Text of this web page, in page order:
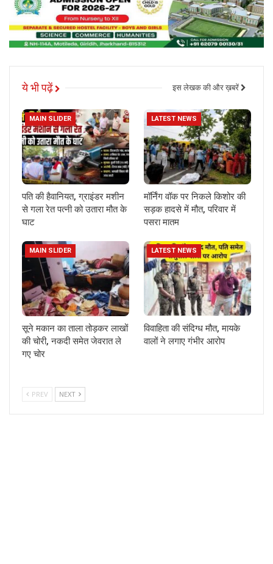
ये भी पढ़ें इस लेखक की और ख़बरें
MAIN SLIDER
पति की हैवानियत, ग्राइंडर मशीन
से गला रेत पत्नी को उतारा मौत के
घाट
LATEST NEWS
मॉर्निंग वॉक पर निकले किशोर की
सड़क हादसे में मौत, परिवार में
पसरा मातम
MAIN SLIDER
सूने मकान का ताला तोड़कर लाखों
की चोरी, नकदी समेत जेवरात ले
गए चोर
LATEST NEWS
विवाहिता की संदिग्ध मौत, मायके
वालों ने लगाए गंभीर आरोप
PREV NEXT